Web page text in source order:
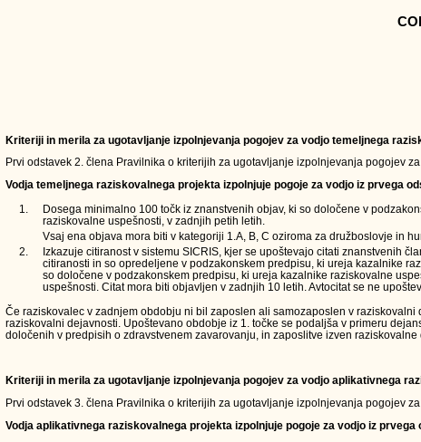
Kriteriji in merila za ugotavljanje izpolnjevanja pogojev za vodjo temeljnega
Prvi odstavek 2. člena Pravilnika o kriterijih za ugotavljanje izpolnjevanja pogojev
Vodja temeljnega raziskovalnega projekta izpolnjuje pogoje za vodjo iz prvega
1.
Dosega minimalno 100 točk iz znanstvenih objav, ki so določene v
raziskovalne uspešnosti, v zadnjih petih letih.
Vsaj ena objava mora biti v kategoriji 1.A, B, C oziroma za družboslovje in
2.
Izkazuje citiranost v sistemu SICRIS, kjer se upoštevajo citati znanstvenih
citiranosti in so opredeljene v podzakonskem predpisu, ki ureja kazalnike
so določene v podzakonskem predpisu, ki ureja kazalnike raziskovalne
uspešnosti. Citat mora biti objavljen v zadnjih 10 letih. Avtocitat se ne
Če raziskovalec v zadnjem obdobju ni bil zaposlen ali samozaposlen v
raziskovalni dejavnosti. Upoštevano obdobje iz 1. točke se podaljša v primeru
določenih v predpisih o zdravstvenem zavarovanju, in zaposlitve izven
Kriteriji in merila za ugotavljanje izpolnjevanja pogojev za vodjo aplikativnega
Prvi odstavek 3. člena Pravilnika o kriterijih za ugotavljanje izpolnjevanja pogojev
Vodja aplikativnega raziskovalnega projekta izpolnjuje pogoje za vodjo iz prvega